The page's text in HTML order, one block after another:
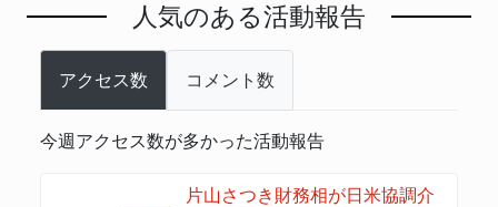
人気のある活動報告
アクセス数 コメント数
今週アクセス数が多かった活動報告
片山さつき財務相が日米協調介